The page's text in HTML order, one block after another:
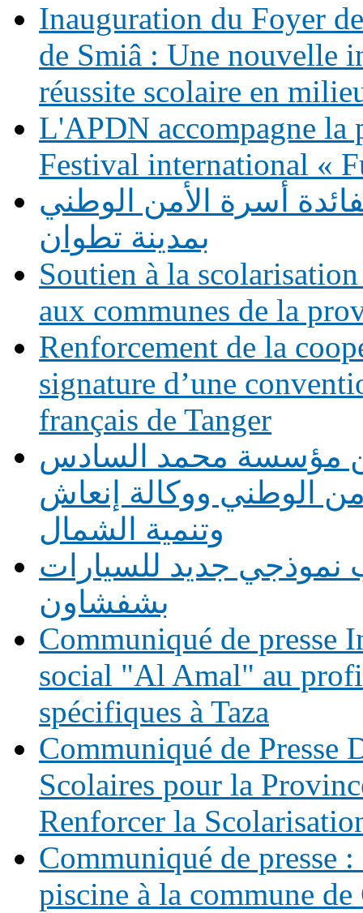
Inauguration du Foyer
de Smiâ : Une nouvelle
réussite scolaire en
L'APDN accompagne la
Festival international «
أسرة الأمن الوطني
بمدينة تطوان
Soutien à la
aux communes de la
Renforcement de la
signature d’une
français de Tanger
مؤسسة محمد السادس
الوطني ووكالة إنعاش
وتنمية الشمال
نموذجي جديد للسيارات
بشفشاون
Communiqué de presse
social "Al Amal" au
spécifiques à Taza
Communiqué de
Scolaires pour la
Renforcer la
Communiqué de presse
piscine à la commune de